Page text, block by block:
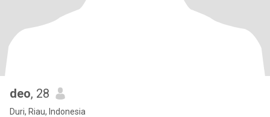
deo, 28
Duri, Riau, Indonesia